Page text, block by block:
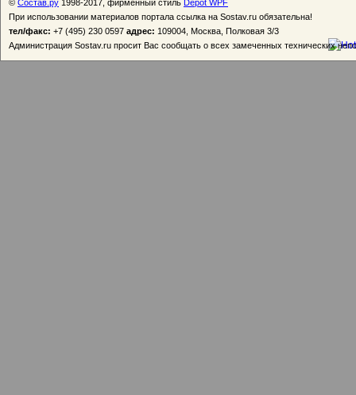
© Состав.ру 1998-2017, фирменный стиль Depot WPF
При использовании материалов портала ссылка на Sostav.ru обязательна!
тел/факс: +7 (495) 230 0597 адрес: 109004, Москва, Полковая 3/3
Администрация Sostav.ru просит Вас сообщать о всех замеченных технических